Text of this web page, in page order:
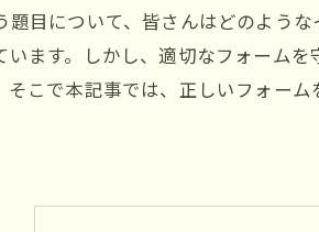
目について、皆さんはどのよう
ます。しかし、適切なフォーム
こで本記事では、正しいフォー